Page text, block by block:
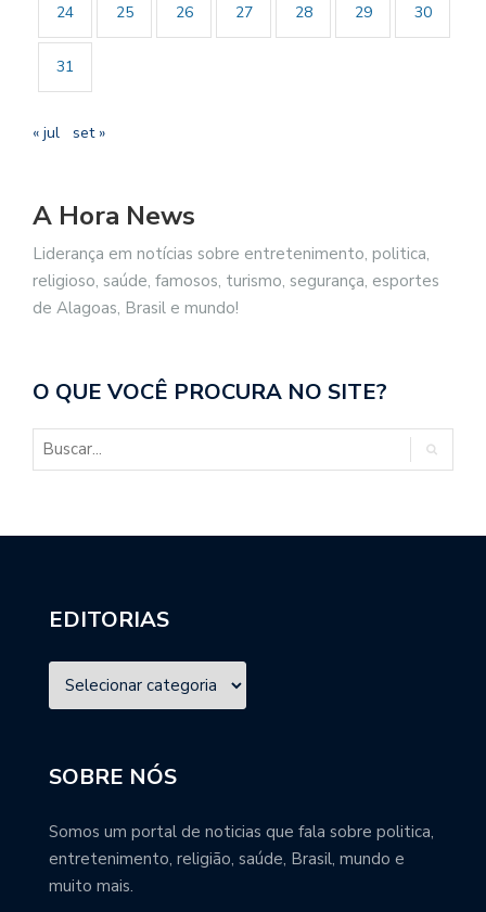
24 25 26 27 28 29 30
31
« jul set »
A Hora News
Liderança em notícias sobre entretenimento, politica,
religioso, saúde, famosos, turismo, segurança, esportes
de Alagoas, Brasil e mundo!
O QUE VOCÊ PROCURA NO SITE?
EDITORIAS
SOBRE NÓS
Somos um portal de noticias que fala sobre politica,
entretenimento, religião, saúde, Brasil, mundo e
muito mais.